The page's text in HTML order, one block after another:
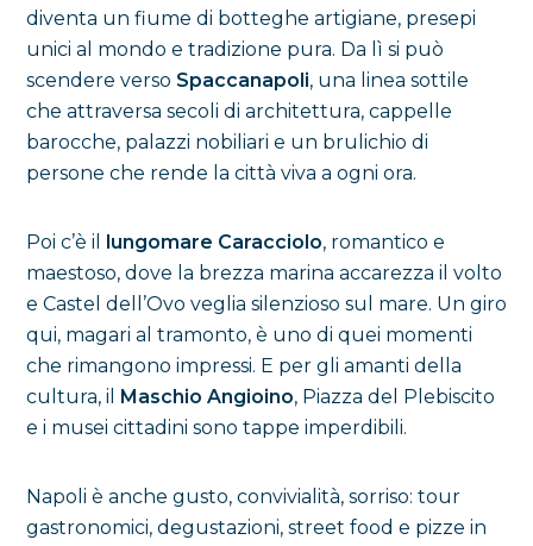
diventa un fiume di botteghe artigiane, presepi
unici al mondo e tradizione pura. Da lì si può
scendere verso Spaccanapoli, una linea sottile
che attraversa secoli di architettura, cappelle
barocche, palazzi nobiliari e un brulichio di
persone che rende la città viva a ogni ora.
Poi c’è il lungomare Caracciolo, romantico e
maestoso, dove la brezza marina accarezza il volto
e Castel dell’Ovo veglia silenzioso sul mare. Un giro
qui, magari al tramonto, è uno di quei momenti
che rimangono impressi. E per gli amanti della
cultura, il Maschio Angioino, Piazza del Plebiscito
e i musei cittadini sono tappe imperdibili.
Napoli è anche gusto, convivialità, sorriso: tour
gastronomici, degustazioni, street food e pizze in